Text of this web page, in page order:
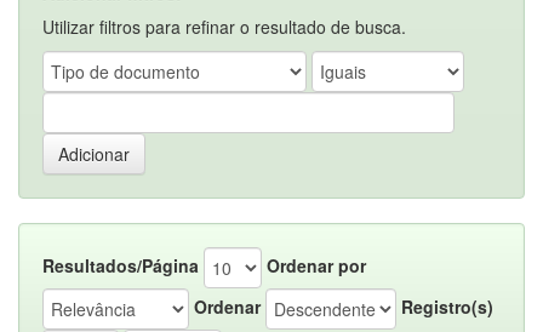
Utilizar filtros para refinar o resultado de busca.
Resultados/Página
Ordenar por
Ordenar
Registro(s)